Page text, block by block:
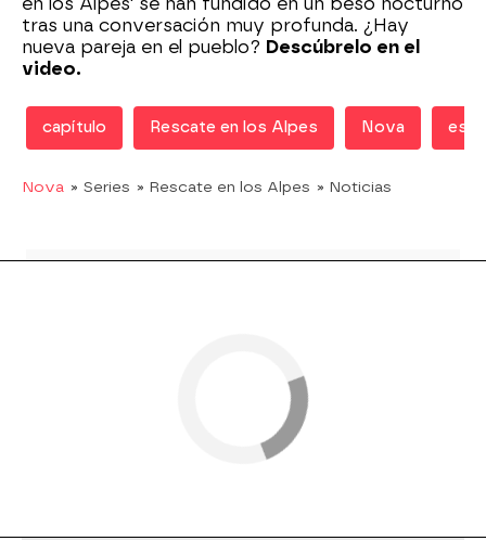
tras una conversación muy profunda. ¿Hay
nueva pareja en el pueblo? Descúbrelo en el
video.
capítulo Rescate en los Alpes Nova
Nova » Series » Rescate en los Alpes » Noticias